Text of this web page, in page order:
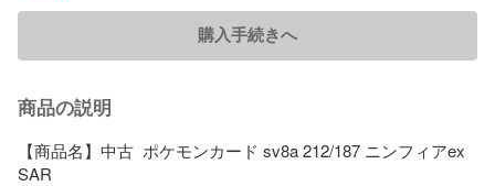
購入手続きへ
商品の説明
【商品名】中古  ポケモンカード sv8a 212/187 ニンフィアex
SAR